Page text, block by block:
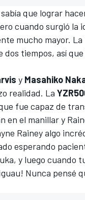
que lograr
cuando surgió la
mucho mayor.
tiempos, así
y Masahiko
realidad. La
fue capaz de
en el manillar y
Rainey algo
esperando
y luego cuando
Nunca pensé